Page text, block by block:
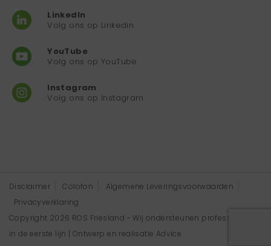
LinkedIn
Volg ons op Linkedin
YouTube
Volg ons op YouTube
Instagram
Volg ons op Instagram
Disclaimer Colofon
Algemene Leveringsvoorwaarden
Privacyverklaring
Copyright 2026 ROS Friesland - Wij ondersteunen professionals
in de eerste lijn | Ontwerp en realisatie Advice